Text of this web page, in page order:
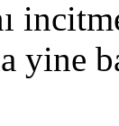
yine